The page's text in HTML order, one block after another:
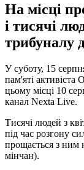
На місці
і тисячі
трибуналу
У суботу, 15
пам'яті активіста
цьому місці 10
канал Nexta Live.
Тисячі людей з
під час розгону
прощається з ним
мінчан).